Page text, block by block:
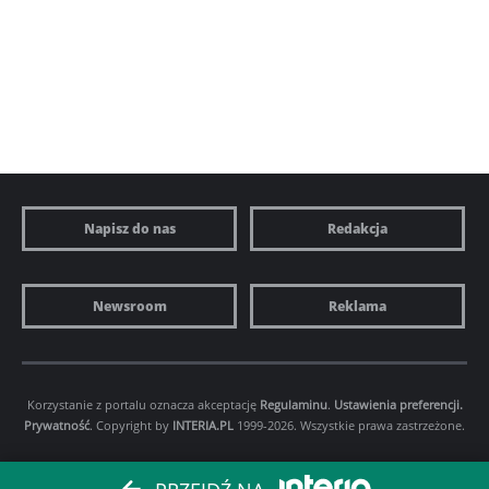
Napisz do nas Redakcja
Newsroom Reklama
Korzystanie z portalu oznacza akceptację Regulaminu. Ustawienia preferencji.
Prywatność. Copyright by INTERIA.PL 1999-2026. Wszystkie prawa zastrzeżone.